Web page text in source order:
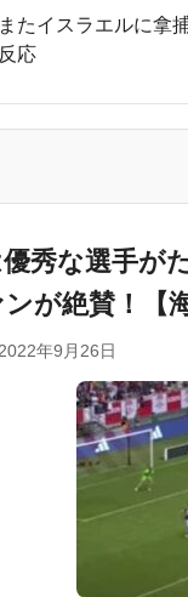
ルチホームランの大活
安健洋のCパレス
面白い！息子さん
たイスラエルに拿
応
秀な選手が
が絶賛！【
2022年9月26日